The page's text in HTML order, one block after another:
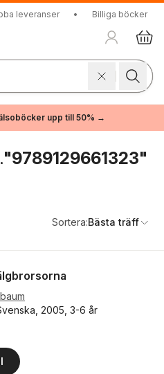
leveranser • Billiga böcker
upp till 50% →
"9789129661323"
Sortera:Bästa träff
2005, 3-6 år
Totalt antal röster: